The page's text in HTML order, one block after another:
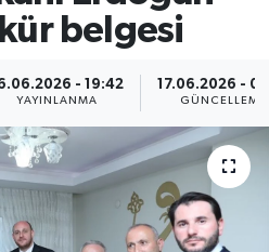
belgesi
- 19:42
YAYINLANMA
17.06.2026 -
GÜNCELLEME